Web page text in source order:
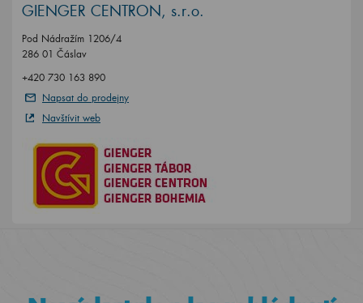
GIENGER CENTRON, s.r.o.
Pod Nádražím 1206/4
286 01 Čáslav
+420 730 163 890
Napsat do prodejny
Navštívit web